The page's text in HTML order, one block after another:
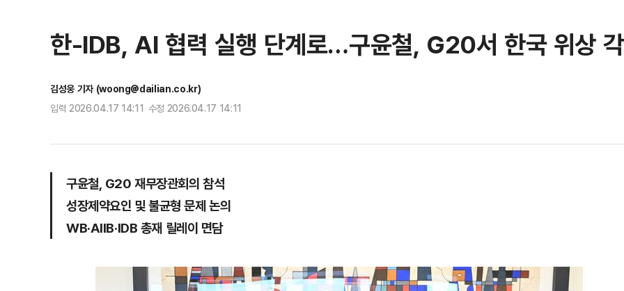
한-IDB, AI 협력 실행 단계로…구윤철, G20서 한국 위상
김성웅 기자 (woong@dailian.co.kr)
입력 2026.04.17 14:11 수정 2026.04.17 14:11
구윤철, G20 재무장관회의 참석
성장제약요인 및 불균형 문제 논의
WB·AIIB·IDB 총재 릴레이 면담
기하던 男학생, 사고 12일 만